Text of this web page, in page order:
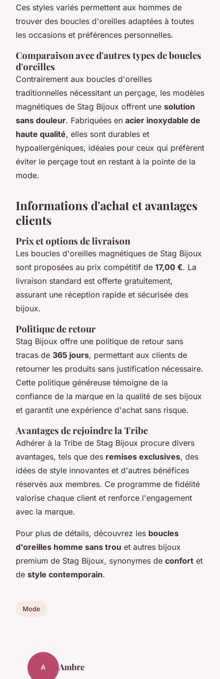
Ces styles variés permettent aux hommes de
trouver des boucles d'oreilles adaptées à toutes
les occasions et préférences personnelles.
Comparaison avec d'autres types de boucles
d'oreilles
Contrairement aux boucles d'oreilles
traditionnelles nécessitant un perçage, les modèles
magnétiques de Stag Bijoux offrent une solution
sans douleur. Fabriquées en acier inoxydable de
haute qualité, elles sont durables et
hypoallergéniques, idéales pour ceux qui préfèrent
éviter le perçage tout en restant à la pointe de la
mode.
Informations d'achat et avantages
clients
Prix et options de livraison
Les boucles d'oreilles magnétiques de Stag Bijoux
sont proposées au prix compétitif de 17,00 €. La
livraison standard est offerte gratuitement,
assurant une réception rapide et sécurisée des
bijoux.
Politique de retour
Stag Bijoux offre une politique de retour sans
tracas de 365 jours, permettant aux clients de
retourner les produits sans justification nécessaire.
Cette politique généreuse témoigne de la
confiance de la marque en la qualité de ses bijoux
et garantit une expérience d'achat sans risque.
Avantages de rejoindre la Tribe
Adhérer à la Tribe de Stag Bijoux procure divers
avantages, tels que des remises exclusives, des
idées de style innovantes et d'autres bénéfices
réservés aux membres. Ce programme de fidélité
valorise chaque client et renforce l'engagement
avec la marque.
Pour plus de détails, découvrez les boucles
d'oreilles homme sans trou et autres bijoux
premium de Stag Bijoux, synonymes de confort et
de style contemporain.
Mode
A Ambre